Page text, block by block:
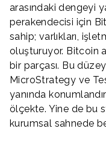
arasındaki dengeyi
perakendecisi için
sahip; varlıkları,
oluşturuyor. Bitcoin
bir parçası. Bu
MicroStrategy ve
yanında
ölçekte. Yine de bu
kurumsal sahnede